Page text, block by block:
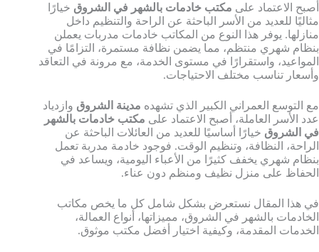
أصبح الاعتماد على مكتب خادمات بالشهر في الشروق خيارًا
مثاليًا للعديد من الأسر الباحثة عن الراحة والتنظيم داخل
منازلها. يوفر هذا النوع من المكاتب خادمات مدربات يعملن
بنظام شهري منتظم، مما يضمن نظافة مستمرة، التزامًا في
المواعيد، واستقرارًا في مستوى الخدمة، مع مرونة في التعاقد
وأسعار تناسب مختلف الاحتياجات.
مع التوسع العمراني الكبير الذي تشهده مدينة الشروق وازدياد
عدد الأسر العاملة، أصبح الاعتماد على مكتب خادمات بالشهر
في الشروق خيارًا أساسيًا للعديد من العائلات الباحثة عن
الراحة، النظافة، وتنظيم الوقت. فوجود خادمة مدربة تعمل
بنظام شهري يخفف كثيرًا من الأعباء اليومية، ويساعد في
الحفاظ على منزل نظيف ومنظم دون عناء.
في هذا المقال نستعرض بشكل شامل كل ما يخص مكاتب
الخادمات بالشهر في الشروق، مميزاتها، أنواع العمالة،
الخدمات المقدمة، وكيفية اختيار أفضل مكتب موثوق.